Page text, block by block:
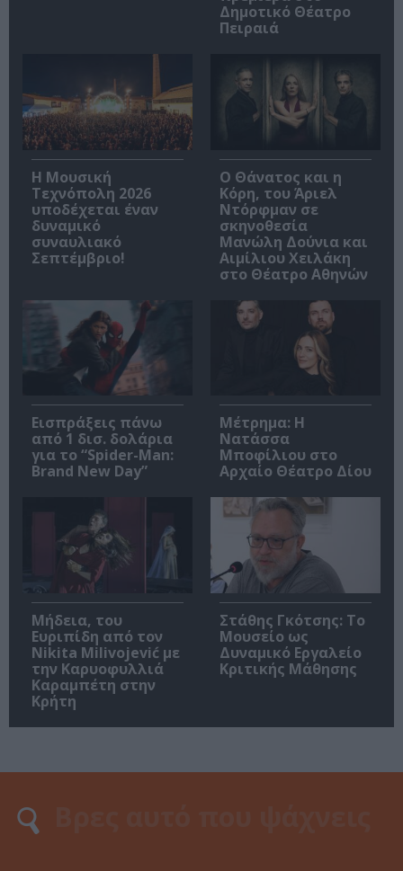
Δημοτικό Θέατρο
Πειραιά
Η Μουσική
Τεχνόπολη 2026
υποδέχεται έναν
δυναμικό
συναυλιακό
Σεπτέμβριο!
Ο Θάνατος και η
Κόρη, του Άριελ
Ντόρφμαν σε
σκηνοθεσία
Μανώλη Δούνια και
Αιμίλιου Χειλάκη
στο Θέατρο Αθηνών
Εισπράξεις πάνω
από 1 δισ. δολάρια
για το “Spider-Man:
Brand New Day”
Μέτρημα: Η
Νατάσσα
Μποφίλιου στο
Αρχαίο Θέατρο Δίου
Μήδεια, του
Ευριπίδη από τον
Nikita Milivojević με
την Καρυοφυλλιά
Καραμπέτη στην
Κρήτη
Στάθης Γκότσης: Το
Μουσείο ως
Δυναμικό Εργαλείο
Κριτικής Μάθησης